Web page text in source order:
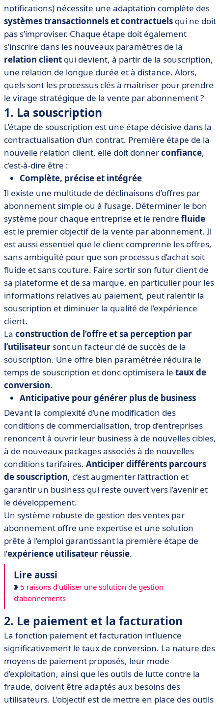
notifications) nécessite une adaptation complète des
systèmes transactionnels et contractuels qui ne doit
pas s’improviser. Chaque étape doit également
s’inscrire dans les nouveaux paramètres de la
relation client qui devient, à partir de la souscription,
une relation de longue durée et à distance. Alors,
quels sont les processus clés à maîtriser pour prendre
le virage stratégique de la vente par abonnement ?
1. La souscription
L’étape de souscription est une étape décisive dans la
contractualisation d’un contrat. Première étape de la
nouvelle relation client, elle doit donnerconfiance,
c’est-à-dire être :
Complète, précise et intégrée
Il existe une multitude de déclinaisons d’offres par
abonnement simple ou à l’usage. Déterminer le bon
système pour chaque entreprise et le rendre fluide
est le premier objectif de la vente par abonnement. Il
est aussi essentiel que le client comprenne les offres,
sans ambiguïté pour que son processus d’achat soit
fluide et sans couture. Faire sortir son futur client de
sa plateforme et de sa marque, en particulier pour les
informations relatives au paiement, peut ralentir la
souscription et diminuer la qualité de l’expérience
client.
La construction de l’offre et sa perception par
l’utilisateur sont un facteur clé de succès de la
souscription. Une offre bien paramétrée réduira le
temps de souscription et donc optimisera le taux de
conversion.
Anticipative pour générer plus de business
Devant la complexité d’une modification des
conditions de commercialisation, trop d’entreprises
renoncent à ouvrir leur business à de nouvelles cibles,
à de nouveaux packages associés à de nouvelles
conditions tarifaires. Anticiper différents parcours
de souscription, c’est augmenter l’attraction et
garantir un business qui reste ouvert vers l’avenir et
le développement.
Un système robuste de gestion des ventes par
abonnement offre une expertise et une solution
prête à l’emploi garantissant la première étape de
l’expérience utilisateur réussie.
Lire aussi
5 raisons d’utiliser une solution de gestion
d’abonnements
2. Le paiement et la facturation
La fonction paiement et facturation influence
significativement le taux de conversion. La nature des
moyens de paiement proposés, leur mode
d’exploitation, ainsi que les outils de lutte contre la
fraude, doivent être adaptés aux besoins des
utilisateurs. L’objectif est de mettre en place des outils